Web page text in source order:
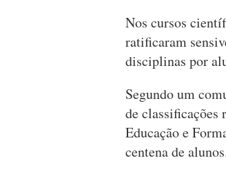
Nos cursos
ratificaram
disciplinas por
Segundo um
de classificações
Educação e
centena de